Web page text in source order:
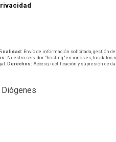
Envío de información solicitada, gestión
Nuestro servidor "hosting" en ionos.es, tus datos
Derechos: Acceso, rectificación y supresión de